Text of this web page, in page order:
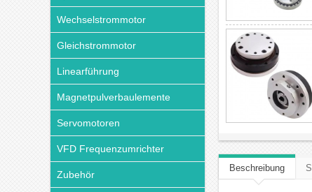
Wechselstrommotor
Gleichstrommotor
Linearführung
Magnetpulverbaulemente
Servomotoren
VFD Frequenzumrichter
Zubehör
Beschreibung